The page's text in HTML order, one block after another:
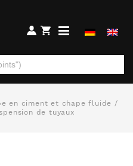
en ciment et chape fluide /
de tuyaux